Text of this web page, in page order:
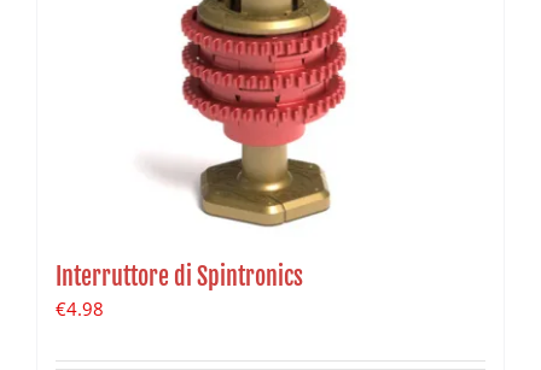
Interruttore di Spintronics
€4.98